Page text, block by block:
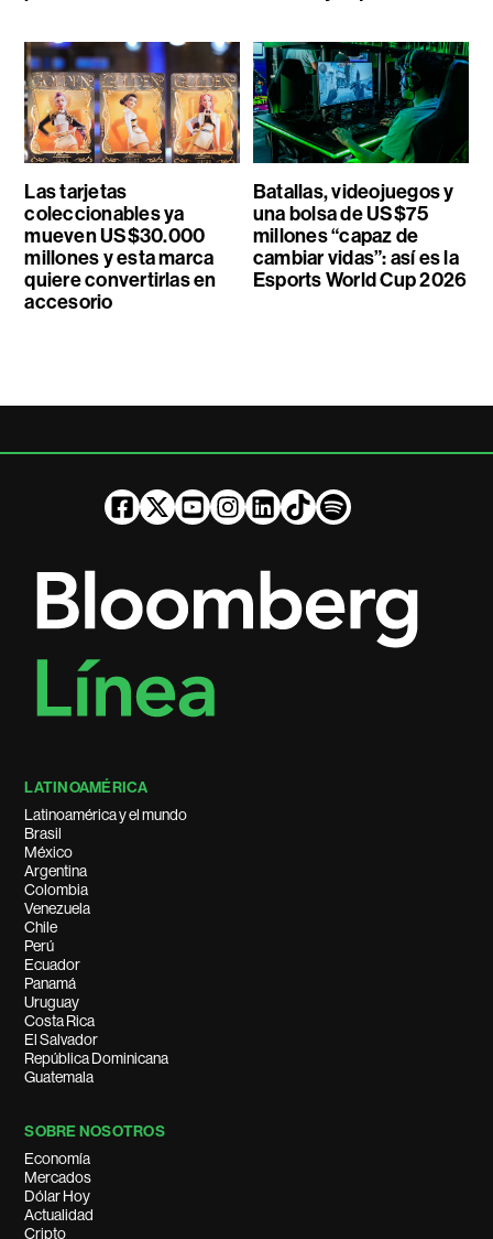
Las tarjetas
coleccionables ya
mueven US$30.000
millones y esta marca
quiere convertirlas en
accesorio
Batallas, videojuegos y
una bolsa de US$75
millones “capaz de
cambiar vidas”: así es la
Esports World Cup 2026
LATINOAMÉRICA
Latinoamérica y el mundo
Brasil
México
Argentina
Colombia
Venezuela
Chile
Perú
Ecuador
Panamá
Uruguay
Costa Rica
El Salvador
República Dominicana
Guatemala
SOBRE NOSOTROS
Economía
Mercados
Dólar Hoy
Actualidad
Cripto